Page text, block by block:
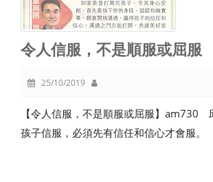
令人信服，不是順服或屈服
25/10/2019
【令人信服，不是順服或屈服】
孩子信服，必須先有信任和信心才會服。